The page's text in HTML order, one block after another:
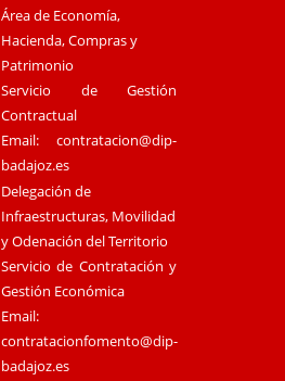
Área de Economía,
Hacienda, Compras y
Patrimonio
Servicio de Gestión
Contractual
Email:contratacion@dip-
badajoz.es
Delegación de
Infraestructuras, Movilidad
y Odenación del Territorio
Servicio de Contratación y
Gestión Económica
Email:
contratacionfomento@dip-
badajoz.es